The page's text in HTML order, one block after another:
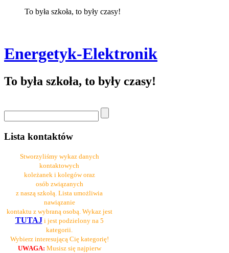
To była szkoła, to były czasy!
Energetyk-Elektronik
To była szkoła, to były czasy!
Lista kontaktów
Stworzyliśmy wykaz danych
kontaktowych
koleżanek i kolegów oraz
osób związanych
z naszą szkołą. Lista umożliwia
nawiązanie
kontaktu z wybraną osobą. Wykaz jest
TUTAJ i jest podzielony na 5
kategorii.
Wybierz interesującą Cię kategorię!
UWAGA: Musisz się najpierw